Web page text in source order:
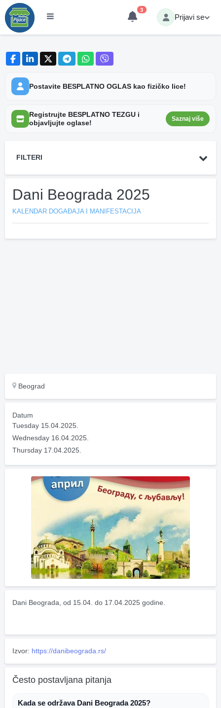
3
Prijavi se
Postavite BESPLATNO OGLAS kao fizičko lice!
Registrujte BESPLATNO TEZGU i
objavljujte oglase!
Saznaj više
FILTERI
Dani Beograda 2025
KALENDAR DOGAĐAJA I MANIFESTACIJA
Beograd
Datum
Tuesday 15.04.2025.
Wednesday 16.04.2025.
Thursday 17.04.2025.
Dani Beograda, od 15.04. do 17.04.2025 godine.
Izvor: https://danibeograda.rs/
Često postavljana pitanja
Kada se održava Dani Beograda 2025?